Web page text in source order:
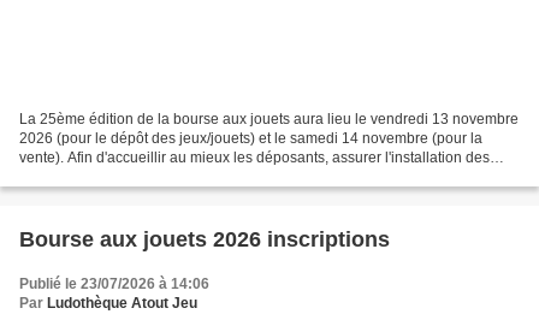
La 25ème édition de la bourse aux jouets aura lieu le vendredi 13 novembre
2026 (pour le dépôt des jeux/jouets) et le samedi 14 novembre (pour la
vente). Afin d'accueillir au mieux les déposants, assurer l'installation des
Bourse aux jouets 2026 inscriptions
Publié le 23/07/2026 à 14:06
Par Ludothèque Atout Jeu